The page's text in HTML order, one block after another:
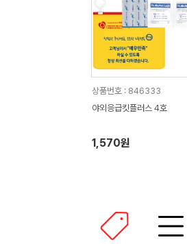
상품번호 : 846333
야외응급킷플러스 4호
1,570원